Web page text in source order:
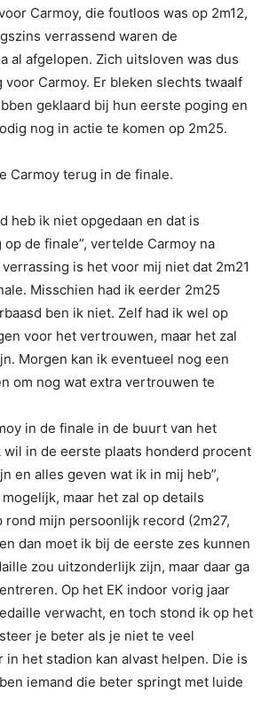
Carmoy, die foutloos was op 2m12,
verrassend waren de
al afgelopen. Zich uitsloven was dus
Carmoy. Er bleken slechts twaalf
geklaard bij hun eerste poging en
nog in actie te komen op 2m25.
Carmoy terug in de finale.
heb ik niet opgedaan en dat is
de finale”, vertelde Carmoy na
is het voor mij niet dat 2m21
Misschien had ik eerder 2m25
ben ik niet. Zelf had ik wel op
voor het vertrouwen, maar het zal
Morgen kan ik eventueel nog een
om nog wat extra vertrouwen te
in de finale in de buurt van het
wil in de eerste plaats honderd procent
en alles geven wat ik in mij heb”,
maar het zal op details
rond mijn persoonlijk record (2m27,
dan moet ik bij de eerste zes kunnen
zou uitzonderlijk zijn, maar daar ga
Op het EK indoor vorig jaar
verwacht, en toch stond ik op het
je beter als je niet te veel
in het stadion kan alvast helpen. Die is
iemand die beter springt met luide